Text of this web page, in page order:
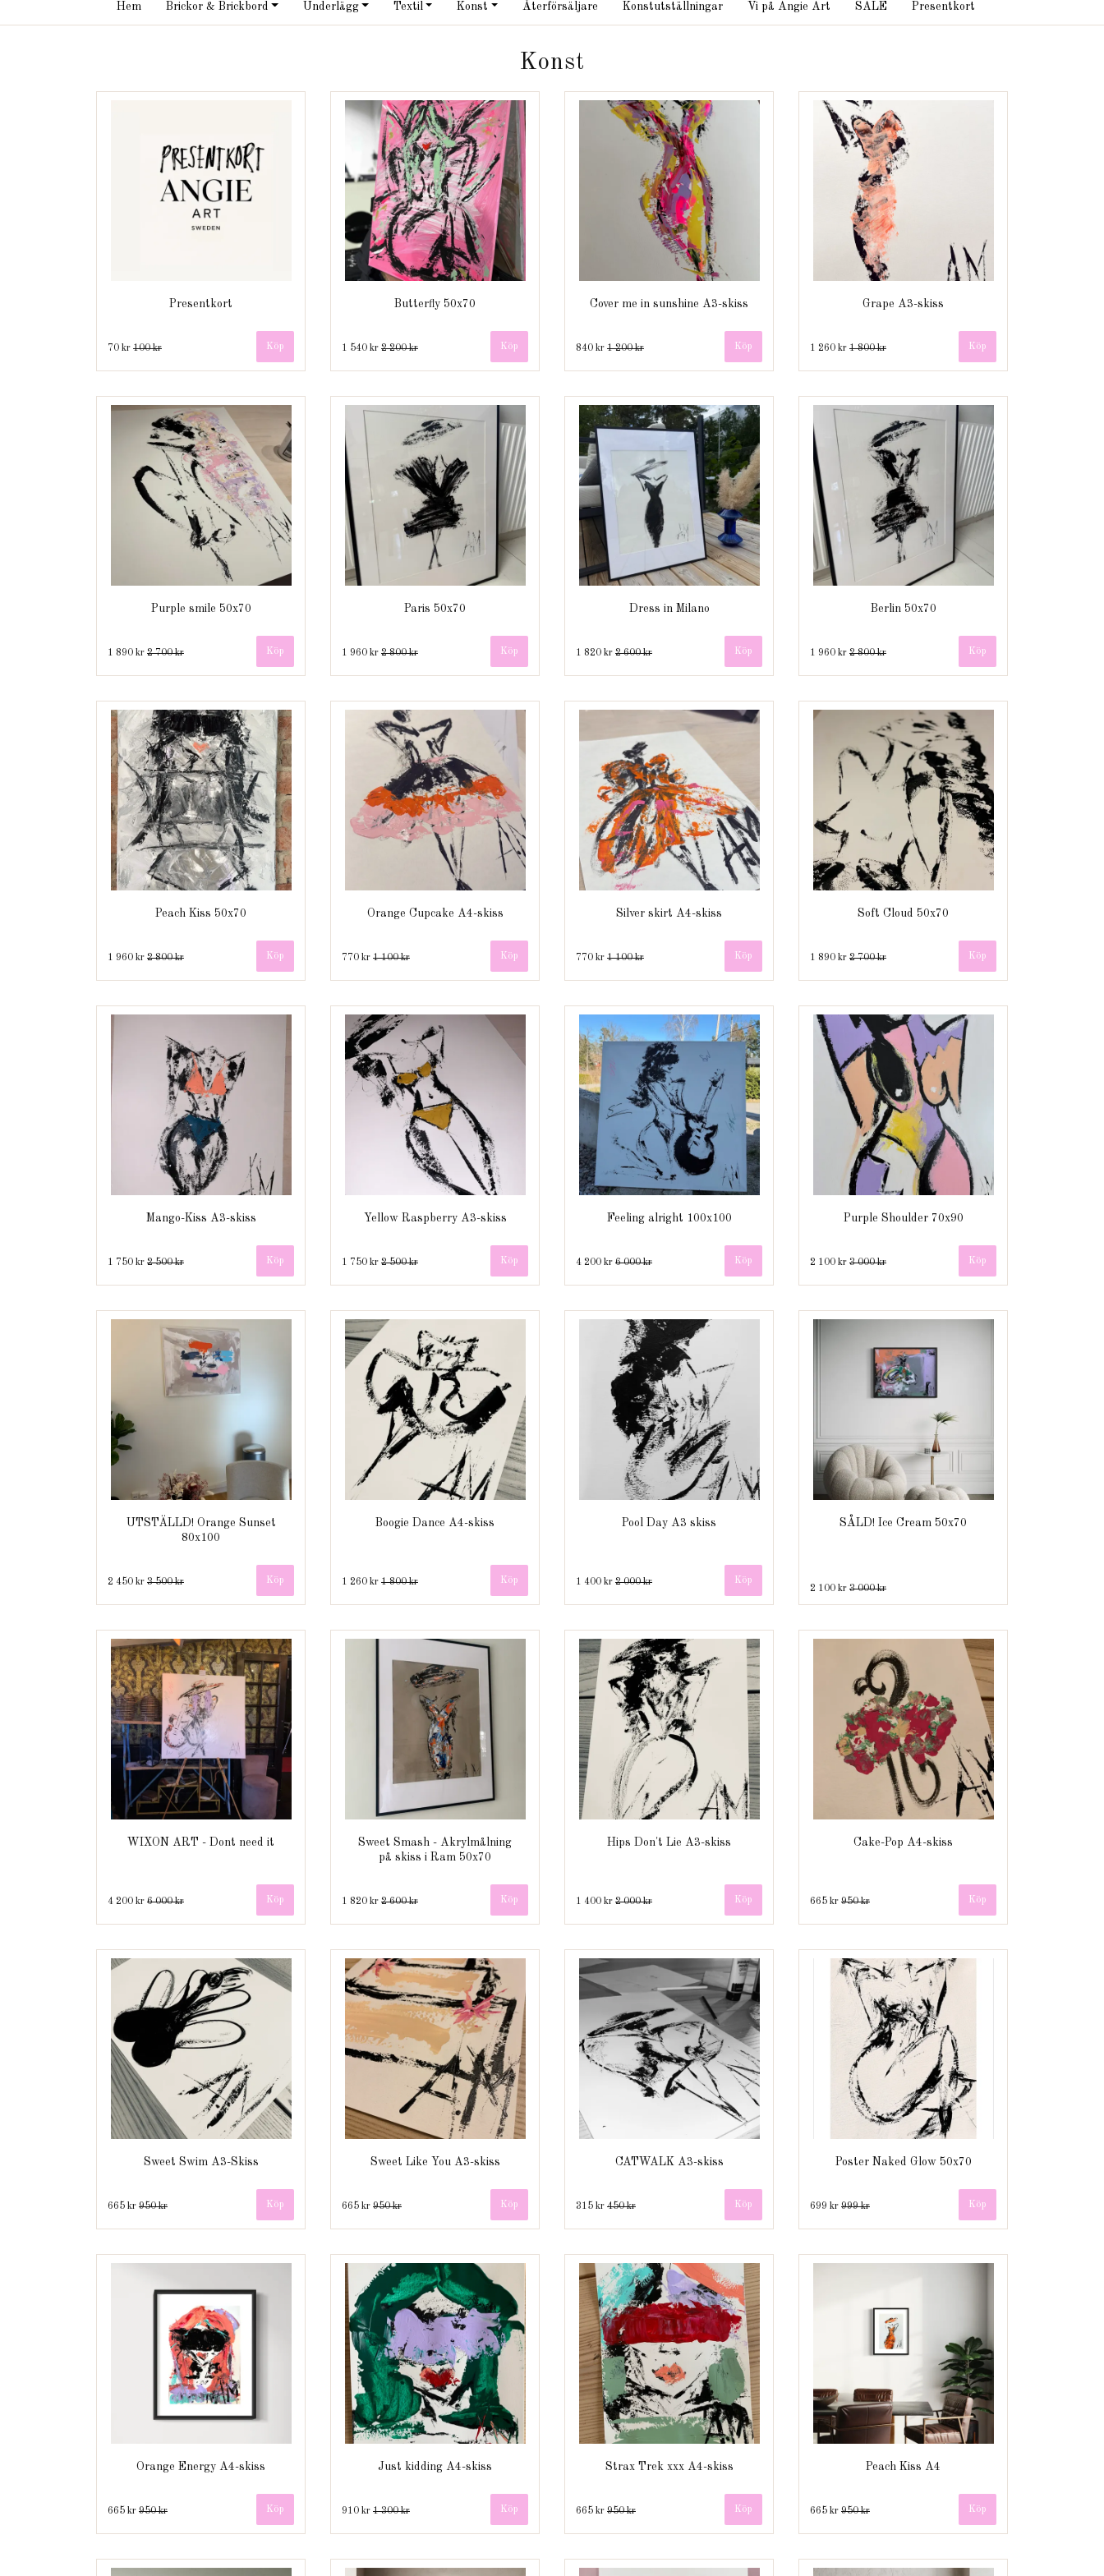
Hem Brickor & Brickbord Underlägg Textil Konst Återförsäljare Konstutställningar Vi på Angie Art SALE Presentkort
Konst
Presentkort
70 kr 100 kr Köp
Butterfly 50x70
1 540 kr 2 200 kr
Cover me in sunshine A3-skiss
840 kr 1 200 kr
Grape A3-skiss
1 260 kr 1 800 kr
Purple smile 50x70
1 890 kr 2 700 kr
Paris 50x70
1 960 kr 2 800 kr
Dress in Milano
1 820 kr 2 600 kr
Berlin 50x70
1 960 kr 2 800 kr
Peach Kiss 50x70
1 960 kr 2 800 kr
Orange Cupcake A4-skiss
770 kr 1 100 kr
Silver skirt A4-skiss
770 kr 1 100 kr
Soft Cloud 50x70
1 890 kr 2 700 kr
Mango-Kiss A3-skiss
1 750 kr 2 500 kr
Yellow Raspberry A3-skiss
1 750 kr 2 500 kr
Feeling alright 100x100
4 200 kr 6 000 kr
Purple Shoulder 70x90
2 100 kr 3 000 kr
UTSTÄLLD! Orange Sunset
80x100
2 450 kr 3 500 kr
Boogie Dance A4-skiss
1 260 kr 1 800 kr
Pool Day A3 skiss
1 400 kr 2 000 kr
SÅLD! Ice Cream 50x70
2 100 kr 3 000 kr
WIXON ART - Dont need it
4 200 kr 6 000 kr
Sweet Smash - Akrylmålning
på skiss i Ram 50x70
1 820 kr 2 600 kr
Hips Don't Lie A3-skiss
1 400 kr 2 000 kr
Cake-Pop A4-skiss
665 kr 950 kr
Sweet Swim A3-Skiss
665 kr 950 kr
Sweet Like You A3-skiss
665 kr 950 kr
CATWALK A3-skiss
315 kr 450 kr
Poster Naked Glow 50x70
699 kr 999 kr
Orange Energy A4-skiss
665 kr 950 kr
Just kidding A4-skiss
910 kr 1 300 kr
Strax Trek xxx A4-skiss
665 kr 950 kr
Peach Kiss A4
665 kr 950 kr